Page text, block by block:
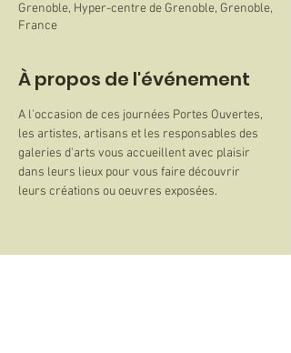
Grenoble, Hyper-centre de Grenoble, Grenoble,
France
À propos de l'événement
A l'occasion de ces journées Portes Ouvertes,
les artistes, artisans et les responsables des
galeries d'arts vous accueillent avec plaisir
dans leurs lieux pour vous faire découvrir
leurs créations ou oeuvres exposées.